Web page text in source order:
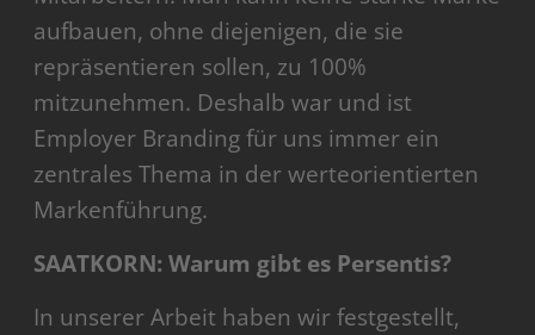
aufbauen, ohne diejenigen, die sie
repräsentieren sollen, zu 100%
mitzunehmen. Deshalb war und ist
Employer Branding für uns immer ein
zentrales Thema in der werteorientierten
Markenführung.
SAATKORN: Warum gibt es Persentis?
In unserer Arbeit haben wir festgestellt,